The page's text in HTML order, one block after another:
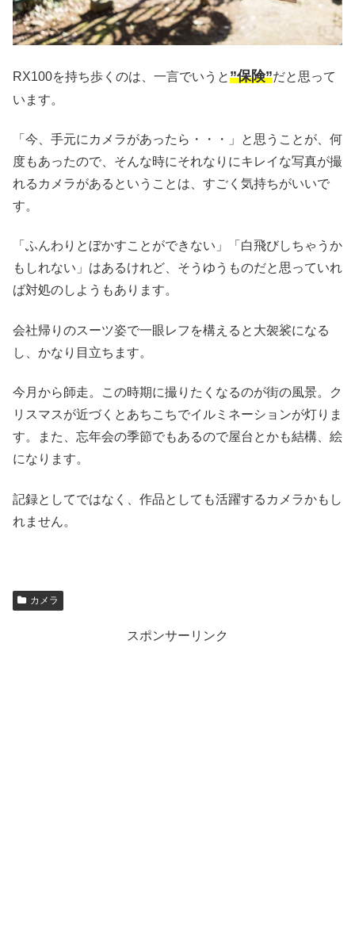
RX100を持ち歩くのは、一言でいうと”保険”だと思って
います。
「今、手元にカメラがあったら・・・」と思うことが、何
度もあったので、そんな時にそれなりにキレイな写真が撮
れるカメラがあるということは、すごく気持ちがいいで
す。
「ふんわりとぼかすことができない」「白飛びしちゃうか
もしれない」はあるけれど、そうゆうものだと思っていれ
ば対処のしようもあります。
会社帰りのスーツ姿で一眼レフを構えると大袈裟になる
し、かなり目立ちます。
今月から師走。この時期に撮りたくなるのが街の風景。ク
リスマスが近づくとあちこちでイルミネーションが灯りま
す。また、忘年会の季節でもあるので屋台とかも結構、絵
になります。
記録としてではなく、作品としても活躍するカメラかもし
れません。
カメラ
スポンサーリンク